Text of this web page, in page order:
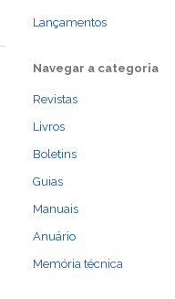
Lançamentos
Navegar a categoria
Revistas
Livros
Boletins
Guias
Manuais
Anuário
Memória técnica